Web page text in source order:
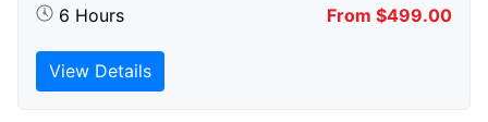
6 Hours From $499.00
View Details